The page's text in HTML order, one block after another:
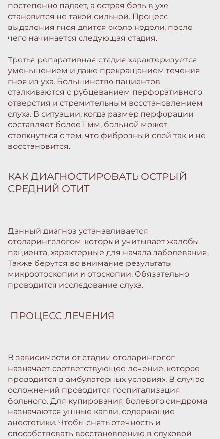
постепенно падает, а острая боль в ухе
становится не такой сильной. Процесс
выделения гноя длится около недели, после
чего начинается следующая стадия.
Третья репаративная стадия характеризуется
уменьшением и даже прекращением течения
гноя из уха. Большинство пациентов
сталкиваются с рубцеванием перфоративного
отверстия и стремительным восстановлением
слуха. В ситуации, когда размер перфорации
составляет более 1 мм, больной может
столкнуться с тем, что фиброзный слой так и не
восстановится.
КАК ДИАГНОСТИРОВАТЬ ОСТРЫЙ
СРЕДНИЙ ОТИТ
Данный диагноз устанавливается
отоларингологом, который учитывает жалобы
пациента, характерные для начала заболевания.
Также берутся во внимание результаты
микроотоскопии и отоскопии. Обязательно
проводится исследование слуха.
ПРОЦЕСС ЛЕЧЕНИЯ
В зависимости от стадии отоларинголог
назначает соответствующее лечение, которое
проводится в амбулаторных условиях. В случае
осложнений проводится госпитализация
больного. Для купирования болевого синдрома
назначаются ушные капли, содержащие
анестетики. Чтобы снять отечность и
способствовать восстановлению в слуховой